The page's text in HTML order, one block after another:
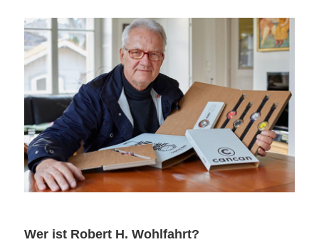
Wer ist Robert H. Wohlfahrt?